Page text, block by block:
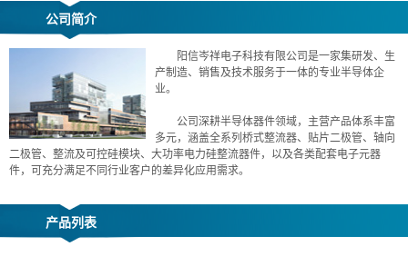
公司简介
阳信岑祥电子科技有限公司是一家集研发、生
产制造、销售及技术服务于一体的专业半导体企
业。
公司深耕半导体器件领域，主营产品体系丰富
多元，涵盖全系列桥式整流器、贴片二极管、轴向
二极管、整流及可控硅模块、大功率电力硅整流器件，以及各类配套电子元器
件，可充分满足不同行业客户的差异化应用需求。
产品列表